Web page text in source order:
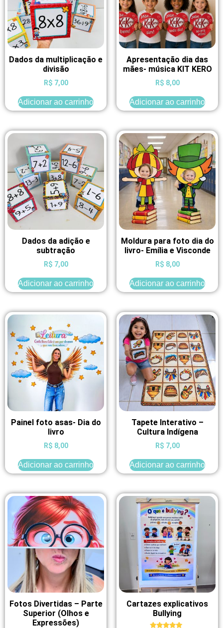
Dados da multiplicação e
divisão
R$ 7,00
Adicionar ao carrinho
Apresentação dia das
mães- música KIT KERO
R$ 8,00
Adicionar ao carrinho
Dados da adição e
subtração
R$ 7,00
Adicionar ao carrinho
Moldura para foto dia do
livro- Emília e Visconde
R$ 8,00
Adicionar ao carrinho
Painel foto asas- Dia do
livro
R$ 8,00
Adicionar ao carrinho
Tapete Interativo –
Cultura Indígena
R$ 7,00
Adicionar ao carrinho
Fotos Divertidas – Parte
Superior (Olhos e
Expressões)
Cartazes explicativos
Bullying